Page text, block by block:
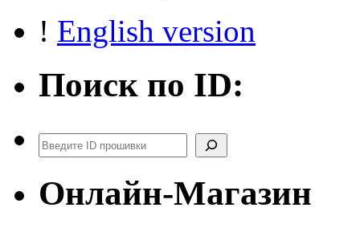
! English version
Поиск по ID:
Поиск
Онлайн-Магазин